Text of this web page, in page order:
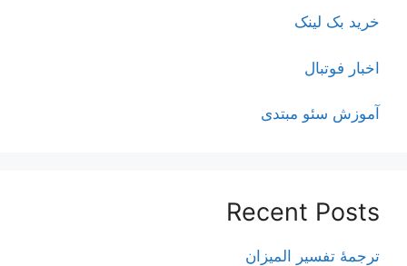
خرید بک لینک
اخبار فوتبال
آموزش سئو مبتدی
Recent Posts
ترجمۀ تفسیر المیزان